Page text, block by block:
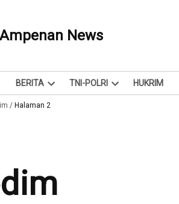
Ampenan News
Berita dan Info
BERITA
Open
TNI-POLRI
Open
HUKRIM
/ Halaman 2